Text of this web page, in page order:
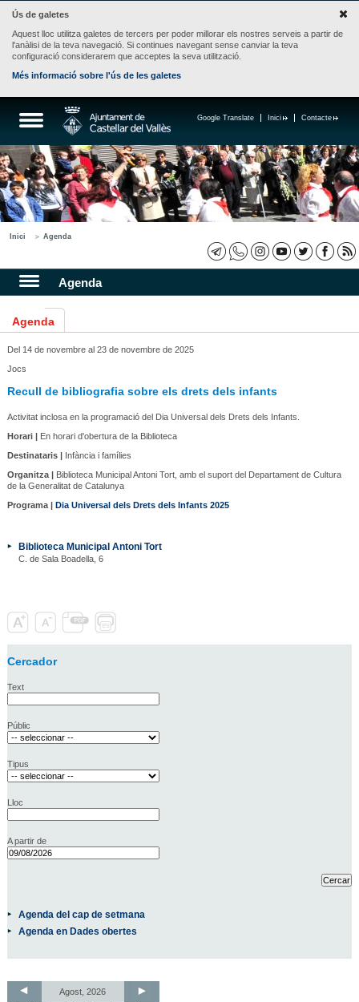
Ús de galetes
Aquest lloc utilitza galetes de tercers per poder millorar els nostres serveis a partir de
l'anàlisi de la teva navegació. Si continues navegant sense canviar la teva
configuració considerarem que acceptes la seva utilització.
Més informació sobre l'ús de les galetes
Contacte
Inici
Google Translate
Inici Agenda
Agenda
Agenda
Del 14 de novembre al 23 de novembre de 2025
Jocs
Recull de bibliografia sobre els drets dels infants
Activitat inclosa en la programació del Dia Universal dels Drets dels Infants.
Horari |En horari d'obertura de la Biblioteca
Destinataris |Infància i famílies
Organitza |Biblioteca Municipal Antoni Tort, amb el suport del Departament de Cultura
de la Generalitat de Catalunya
Programa | Dia Universal dels Drets dels Infants 2025
Biblioteca Municipal Antoni Tort
C. de Sala Boadella, 6
Cercador
Text
Públic
Tipus
Lloc
A partir de
Agenda del cap de setmana
Agenda en Dades obertes
Agost, 2026